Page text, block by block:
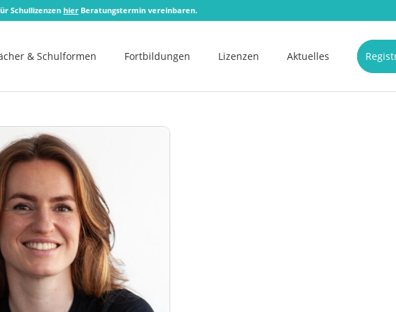
Schullizenzen hier Beratungstermin vereinbaren.
& Schulformen Fortbildungen Lizenzen Aktuelles